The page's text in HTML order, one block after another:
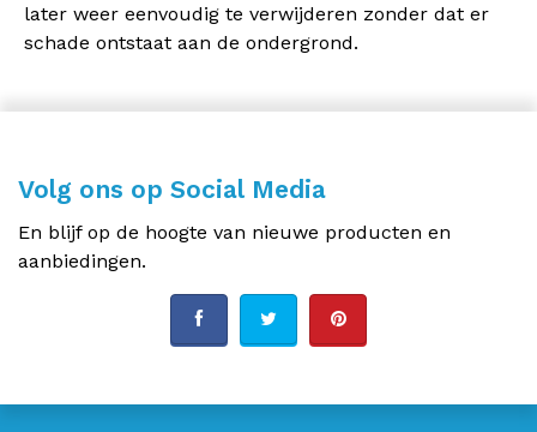
later weer eenvoudig te verwijderen zonder dat er
schade ontstaat aan de ondergrond.
Volg ons op Social Media
En blijf op de hoogte van nieuwe producten en
aanbiedingen.